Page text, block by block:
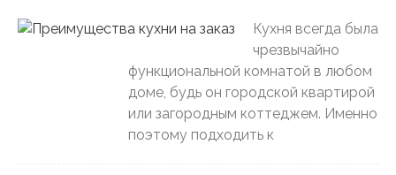
Кухня всегда была
чрезвычайно
функциональной комнатой в любом
доме, будь он городской квартирой
или загородным коттеджем. Именно
поэтому подходить к